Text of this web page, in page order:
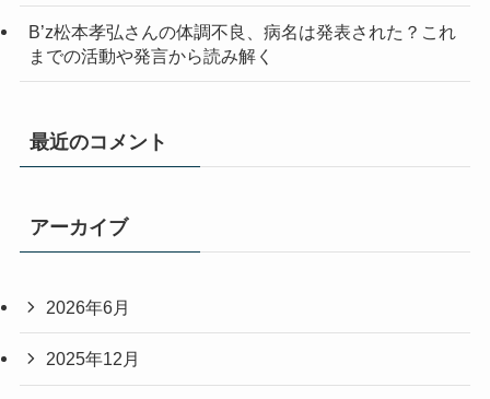
B’z松本孝弘さんの体調不良、病名は発表された？これ
までの活動や発言から読み解く
最近のコメント
アーカイブ
2026年6月
2025年12月